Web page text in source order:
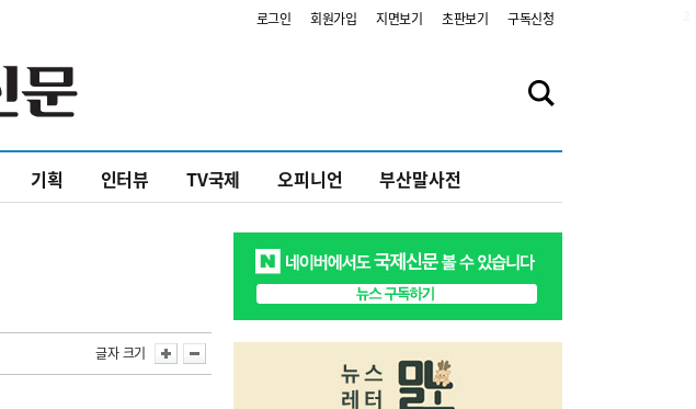
로그인 회원가입 지면보기 초판보기 구독신청
기획 인터뷰 TV국제 오피니언 부산말사전
글자 크기